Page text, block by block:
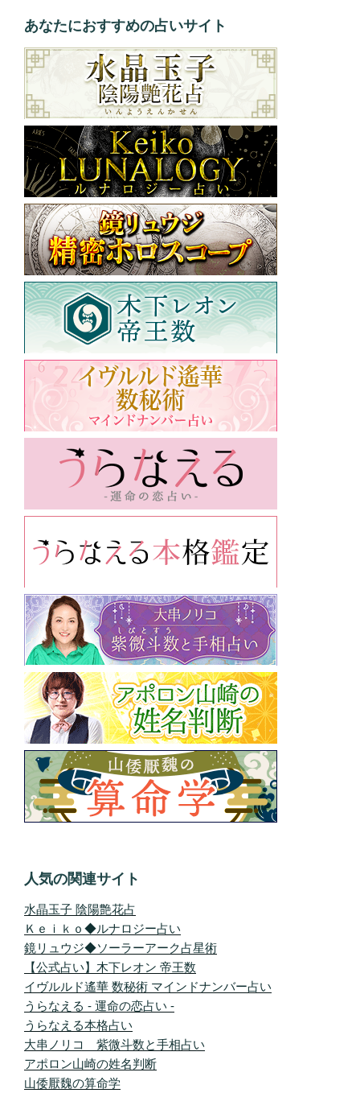
あなたにおすすめの占いサイト
人気の関連サイト
水晶玉子 陰陽艶花占
Ｋｅｉｋｏ◆ルナロジー占い
鏡リュウジ◆ソーラーアーク占星術
【公式占い】木下レオン 帝王数
イヴルルド遙華 数秘術 マインドナンバー占い
うらなえる - 運命の恋占い -
うらなえる本格占い
大串ノリコ 紫微斗数と手相占い
アポロン山崎の姓名判断
山倭厭魏の算命学